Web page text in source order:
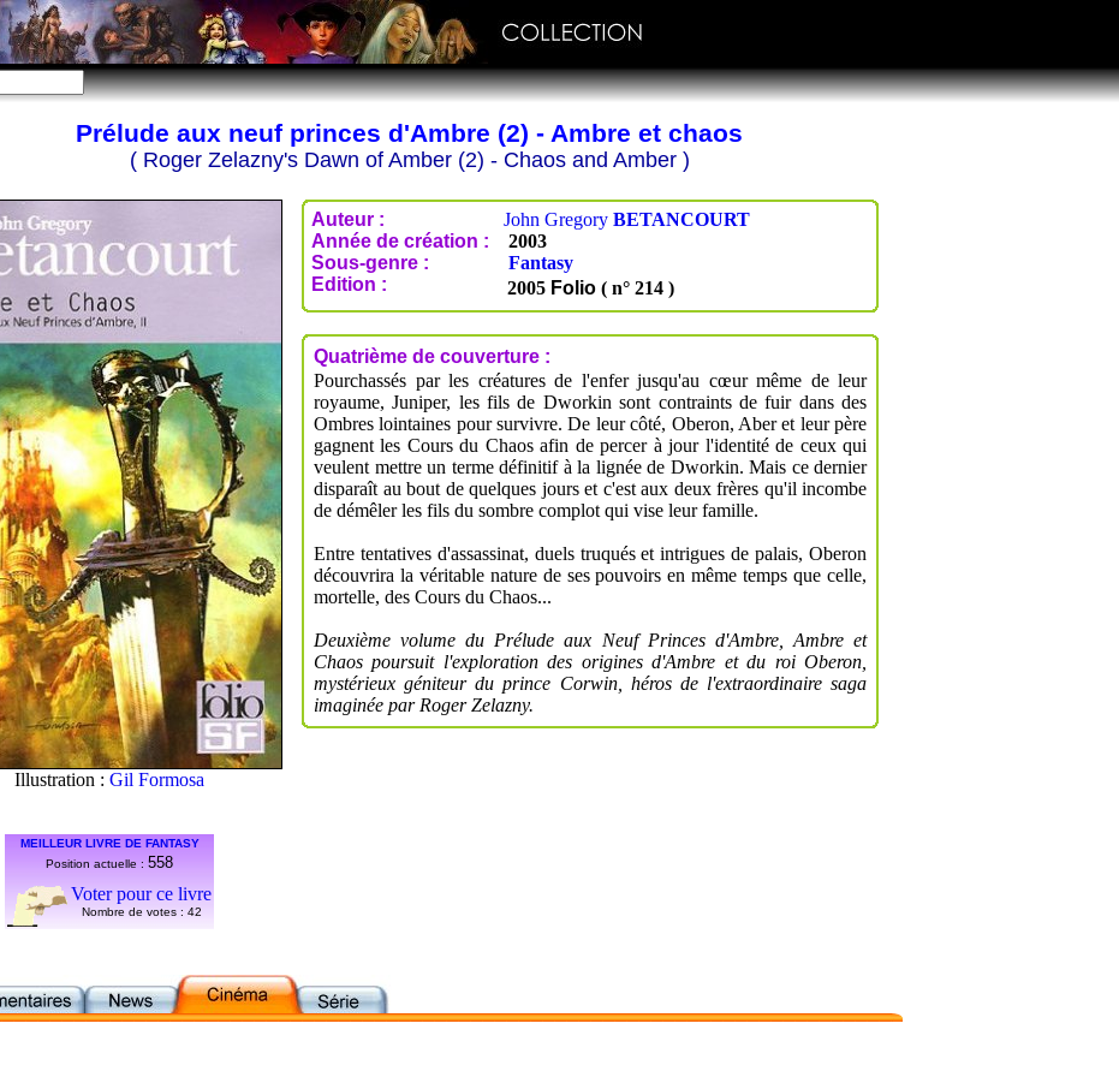
Prélude aux neuf princes d'Ambre (2) - Ambre et chaos
( Roger Zelazny's Dawn of Amber (2) - Chaos and Amber )
Illustration : Gil Formosa
MEILLEUR LIVRE DE FANTASY
Position actuelle : 558
Voter pour ce livre
Nombre de votes : 42
Auteur : John Gregory BETANCOURT
Année de création :
2003
Sous-genre :
Fantasy
Edition :
2005 Folio ( n° 214 )
Quatrième de couverture :
Pourchassés par les créatures de l'enfer jusqu'au cœur même de leur
royaume, Juniper, les fils de Dworkin sont contraints de fuir dans des
Ombres lointaines pour survivre. De leur côté, Oberon, Aber et leur père
gagnent les Cours du Chaos afin de percer à jour l'identité de ceux qui
veulent mettre un terme définitif à la lignée de Dworkin. Mais ce dernier
disparaît au bout de quelques jours et c'est aux deux frères qu'il incombe
de démêler les fils du sombre complot qui vise leur famille.
Entre tentatives d'assassinat, duels truqués et intrigues de palais, Oberon
découvrira la véritable nature de ses pouvoirs en même temps que celle,
mortelle, des Cours du Chaos...
Deuxième volume du Prélude aux Neuf Princes d'Ambre, Ambre et
Chaos poursuit l'exploration des origines d'Ambre et du roi Oberon,
mystérieux géniteur du prince Corwin, héros de l'extraordinaire saga
imaginée par Roger Zelazny.